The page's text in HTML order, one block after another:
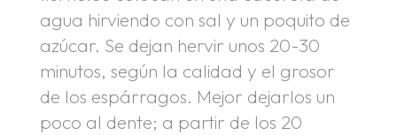
agua hirviendo con sal y un poquito de
azúcar. Se dejan hervir unos 20-30
minutos, según la calidad y el grosor
de los espárragos. Mejor dejarlos un
poco al dente; a partir de los 20